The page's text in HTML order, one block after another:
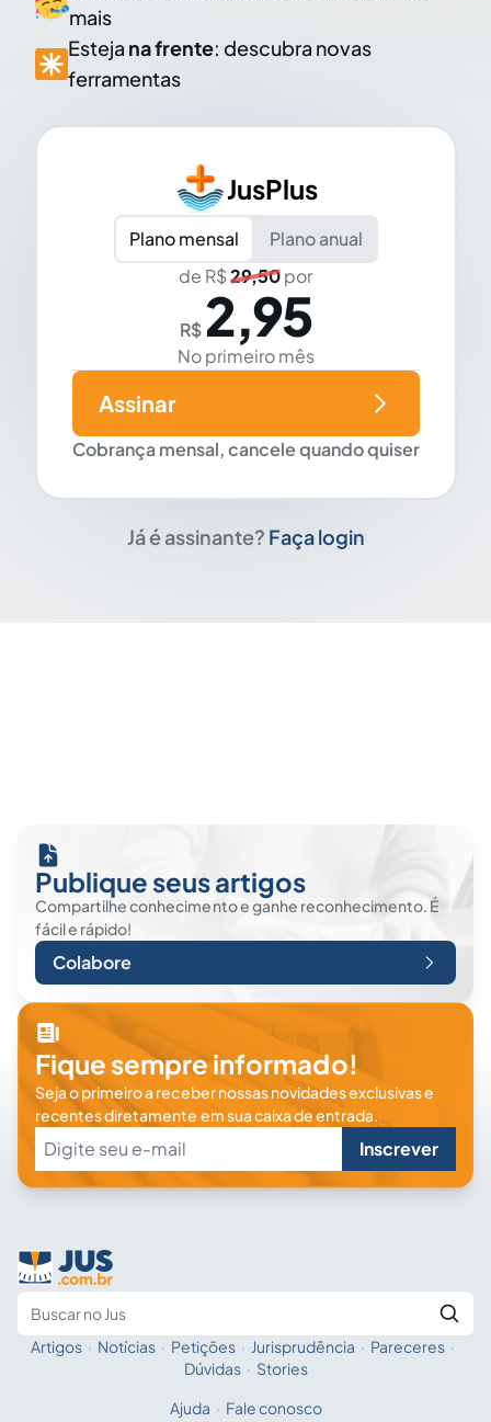
mais
Esteja na frente: descubra novas
ferramentas
JusPlus
Plano mensal
Plano anual
de R$29,50por
R$ 2,95
No primeiro mês
Cobrança mensal, cancele quando quiser
Assinar
Já é assinante? Faça login
Publique seus artigos
Compartilhe conhecimento e ganhe reconhecimento. É
fácil e rápido!
Colabore
Fique sempre informado!
Seja o primeiro a receber nossas novidades exclusivas e
recentes diretamente em sua caixa de entrada.
Inscrever
Fale com a IA
Artigos · Notícias · Petições · Jurisprudência · Pareceres ·
Dúvidas · Stories
Ajuda · Fale conosco